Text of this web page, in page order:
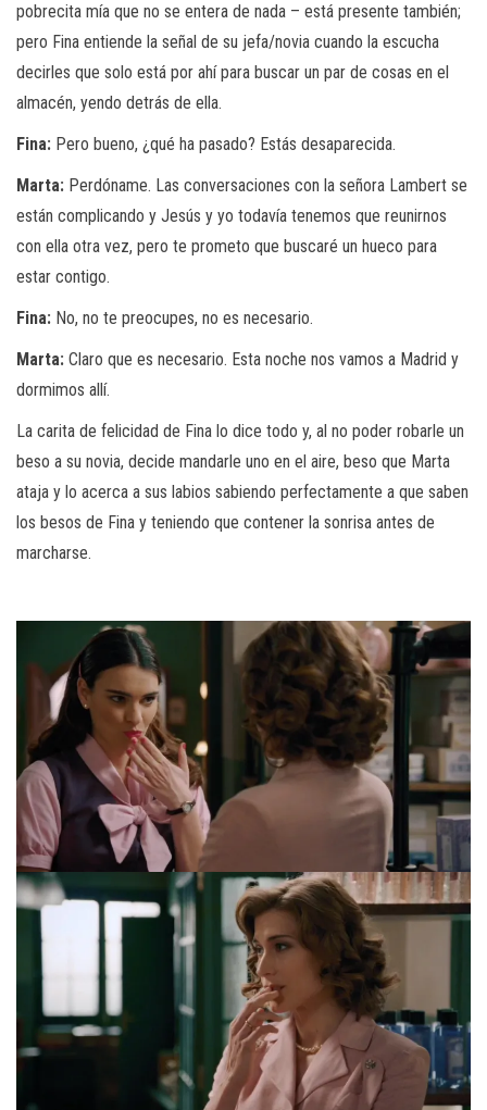
pobrecita mía que no se entera de nada – está presente también;
pero Fina entiende la señal de su jefa/novia cuando la escucha
decirles que solo está por ahí para buscar un par de cosas en el
almacén, yendo detrás de ella.
Fina: Pero bueno, ¿qué ha pasado? Estás desaparecida.
Marta: Perdóname. Las conversaciones con la señora Lambert se
están complicando y Jesús y yo todavía tenemos que reunirnos
con ella otra vez, pero te prometo que buscaré un hueco para
estar contigo.
Fina: No, no te preocupes, no es necesario.
Marta: Claro que es necesario. Esta noche nos vamos a Madrid y
dormimos allí.
La carita de felicidad de Fina lo dice todo y, al no poder robarle un
beso a su novia, decide mandarle uno en el aire, beso que Marta
ataja y lo acerca a sus labios sabiendo perfectamente a que saben
los besos de Fina y teniendo que contener la sonrisa antes de
marcharse.